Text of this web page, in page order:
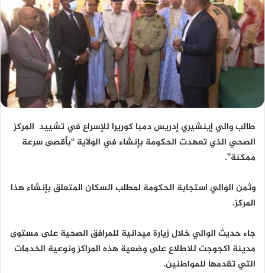
طالب والي إينشيري إدريس دمبا كوريرا للإسراع في تشييد المركز
الصحي الذي تعهدت الحكومة بإنشاء في الولاية “بأقصى سرعة
ممكنة”.
وثمن الوالي استجابة الحكومة لمطلب السكان المتعلق بإنشاء هذا
المركز.
‎جاء حديث الوالي خلال زيارة ميدانية للمرافق الصحية على مستوى
مدينة اكجوجت للاطلاع على وضعية هذه المراكز ونوعية الخدمات
التي تقدمها للمواطنين.